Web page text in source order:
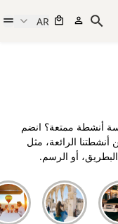
AR
بممارسة أنشطة ممتعة؟ انضم
أنشطتنا الرائعة، مثل
أو الرسم.